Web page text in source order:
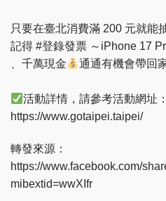
只要在臺北消費滿 200 元就能
記得 #登錄發票 ～iPhone 17
、千萬現金
通通有機會帶回
活動詳情，請參考活動網址：
https://www.gotaipei.taipei/
轉發來源：
https://www.facebook.com/
mibextid=wwXIfr